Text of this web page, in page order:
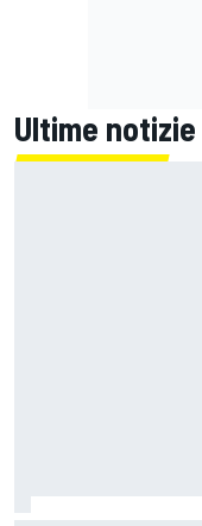
Ultime notizie